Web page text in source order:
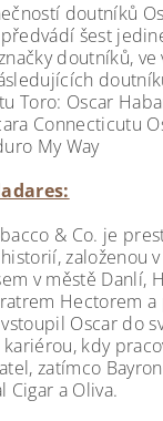
doutníků
šest
doutníků,
Toro: Oscar
Connecticutu
My Way
& Co. je
založenou
v městě Danlí,
Hectorem
Oscar do
kdy
zatímco
Cigar a Oliva.